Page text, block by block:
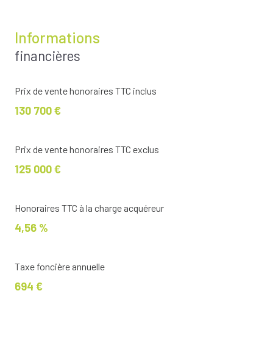
Informations
financières
Prix de vente honoraires TTC inclus
130 700 €
Prix de vente honoraires TTC exclus
125 000 €
Honoraires TTC à la charge acquéreur
4,56 %
Taxe foncière annuelle
694 €